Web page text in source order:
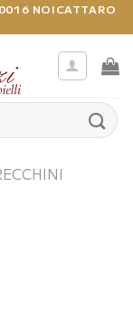
NOICATTARO